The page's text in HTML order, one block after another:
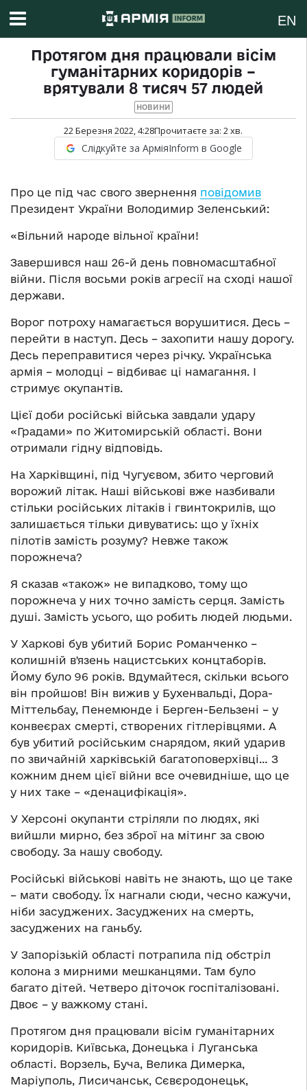
EN
Протягом дня працювали вісім
гуманітарних коридорів –
врятували 8 тисяч 57 людей
НОВИНИ
22 Березня 2022, 4:28Прочитаєте за: 2хв.
Слідкуйте за АрміяInform в Google
Про це під час свого звернення повідомив
Президент України Володимир Зеленський:
«Вільний народе вільної країни!
Завершився наш 26-й день повномасштабної
війни. Після восьми років агресії на сході нашої
держави.
Ворог потроху намагається ворушитися. Десь –
перейти в наступ. Десь – захопити нашу дорогу.
Десь переправитися через річку. Українська
армія – молодці – відбиває ці намагання. І
стримує окупантів.
Цієї доби російські війська завдали удару
«Градами» по Житомирській області. Вони
отримали гідну відповідь.
На Харківщині, під Чугуєвом, збито черговий
ворожий літак. Наші військові вже назбивали
стільки російських літаків і гвинтокрилів, що
залишається тільки дивуватись: що у їхніх
пілотів замість розуму? Невже також
порожнеча?
Я сказав «також» не випадково, тому що
порожнеча у них точно замість серця. Замість
душі. Замість усього, що робить людей людьми.
У Харкові був убитий Борис Романченко –
колишній вʼязень нацистських концтаборів.
Йому було 96 років. Вдумайтеся, скільки всього
він пройшов! Він вижив у Бухенвальді, Дора-
Міттельбау, Пенемюнде і Берген-Бельзені – у
конвеєрах смерті, створених гітлерівцями. А
був убитий російським снарядом, який ударив
по звичайній харківській багатоповерхівці… З
кожним днем цієї війни все очевидніше, що це
у них таке – «денацифікація».
У Херсоні окупанти стріляли по людях, які
вийшли мирно, без зброї на мітинг за свою
свободу. За нашу свободу.
Російські військові навіть не знають, що це таке
– мати свободу. Їх нагнали сюди, чесно кажучи,
ніби засуджених. Засуджених на смерть,
засуджених на ганьбу.
У Запорізькій області потрапила під обстріл
колона з мирними мешканцями. Там було
багато дітей. Четверо діточок госпіталізовані.
Двоє – у важкому стані.
Протягом дня працювали вісім гуманітарних
коридорів. Київська, Донецька і Луганська
області. Ворзель, Буча, Велика Димерка,
Маріуполь, Лисичанськ, Сєвєродонецьк,